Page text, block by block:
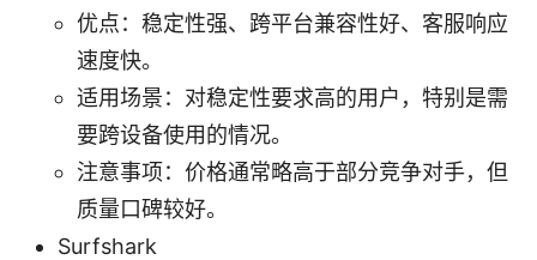
优点：稳定性强、跨平台兼容性好、客服响应
速度快。
适用场景：对稳定性要求高的用户，特别是需
要跨设备使用的情况。
注意事项：价格通常略高于部分竞争对手，但
质量口碑较好。
Surfshark